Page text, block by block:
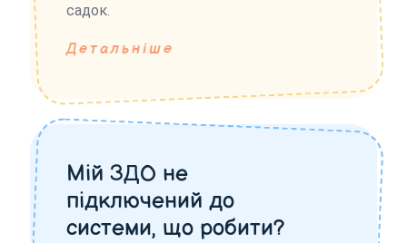
садок.
Детальніше
Мій ЗДО не
підключений до
системи, що робити?